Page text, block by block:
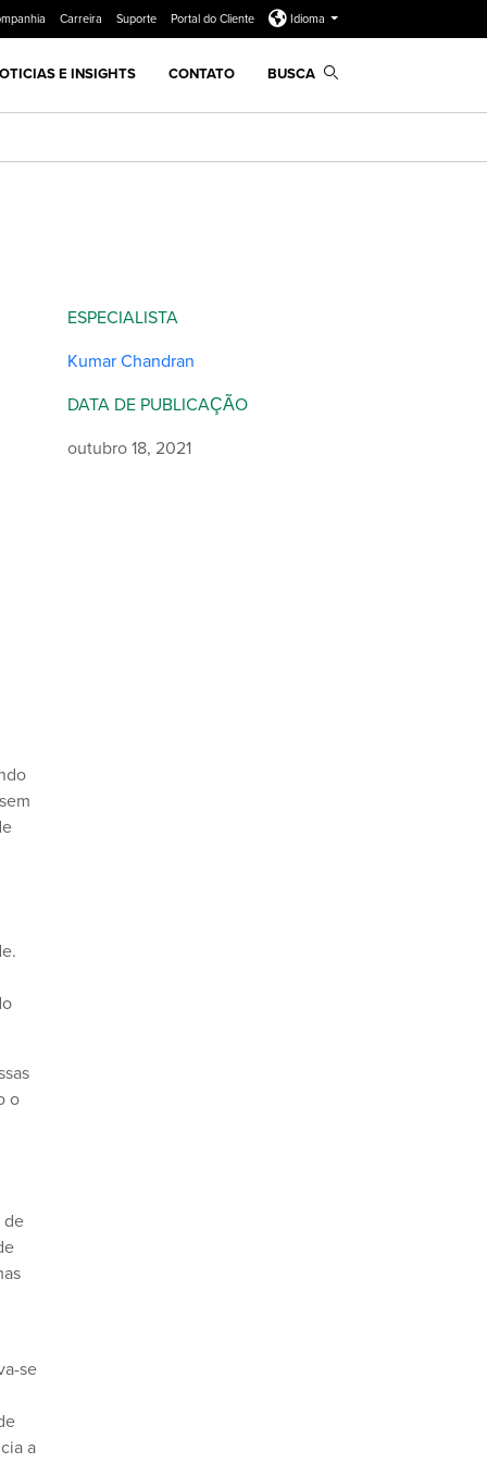
Carreira Suporte Portal do Cliente Idioma
E INSIGHTS CONTATO BUSCA
o
de
se
a
ESPECIALISTA
Kumar Chandran
DATA DE PUBLICAÇÃO
outubro 18, 2021